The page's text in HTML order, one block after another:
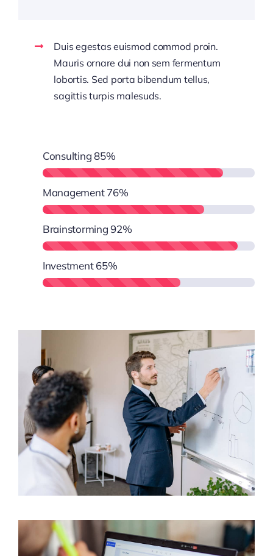
Duis egestas euismod commod proin.
Mauris ornare dui non sem fermentum
lobortis. Sed porta bibendum tellus,
sagittis turpis malesuds.
Consulting85%
Management 76%
Brainstorming 92%
Investment 65%